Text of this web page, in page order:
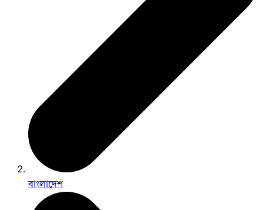
বাংলাদেশ